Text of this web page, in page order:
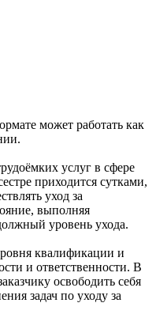
может работать как
услуг в сфере
приходится сутками,
уход за
выполняя
уровень ухода.
квалификации и
и ответственности. В
освободить себя
задач по уходу за